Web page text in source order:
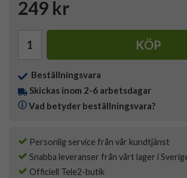
249 kr
KÖP
Beställningsvara
Skickas inom 2-6 arbetsdagar
Vad betyder beställningsvara?
Personlig service från vår kundtjänst
Snabba leveranser från vårt lager i
Officiell Tele2-butik